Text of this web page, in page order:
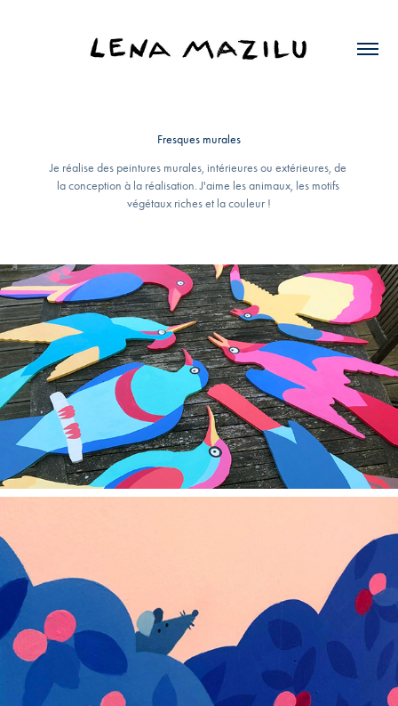
Fresques murales
Je réalise des peintures murales, intérieures ou extérieures, de
la conception à la réalisation. J'aime les animaux, les motifs
végétaux riches et la couleur !
2026
École Charlie Chaplin
Médiathèque de Redon